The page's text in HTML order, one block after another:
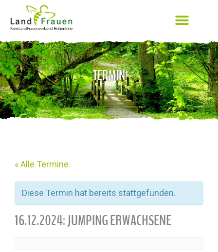
TERMIN
« Alle Termine
Diese Termin hat bereits stattgefunden.
16.12.2024: JUMPING ERWACHSENE